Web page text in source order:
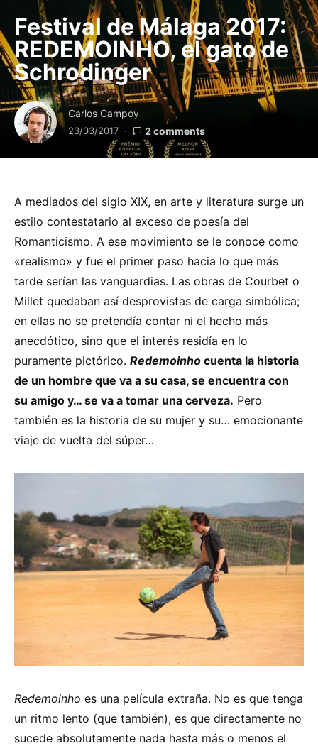
Festival de Málaga 2017:
REDEMOINHO, el gato de
Schrodinger
Carlos Campoy
23/03/2017 2 comments
A mediados del siglo XIX, en arte y literatura surge un
estilo contestatario al exceso de poesía del
Romanticismo. A ese movimiento se le conoce como
«realismo» y fue el primer paso hacia lo que más
tarde serían las vanguardias. Las obras de Courbet o
Millet quedaban así desprovistas de carga simbólica;
en ellas no se pretendía contar ni el hecho más
anecdótico, sino que el interés residía en lo
puramente pictórico. Redemoinho cuenta la historia
de un hombre que va a su casa, se encuentra con
su amigo y… se va a tomar una cerveza. Pero
también es la historia de su mujer y su… emocionante
viaje de vuelta del súper…
Redemoinho es una película extraña. No es que tenga
un ritmo lento (que también), es que directamente no
sucede absolutamente nada hasta más o menos el